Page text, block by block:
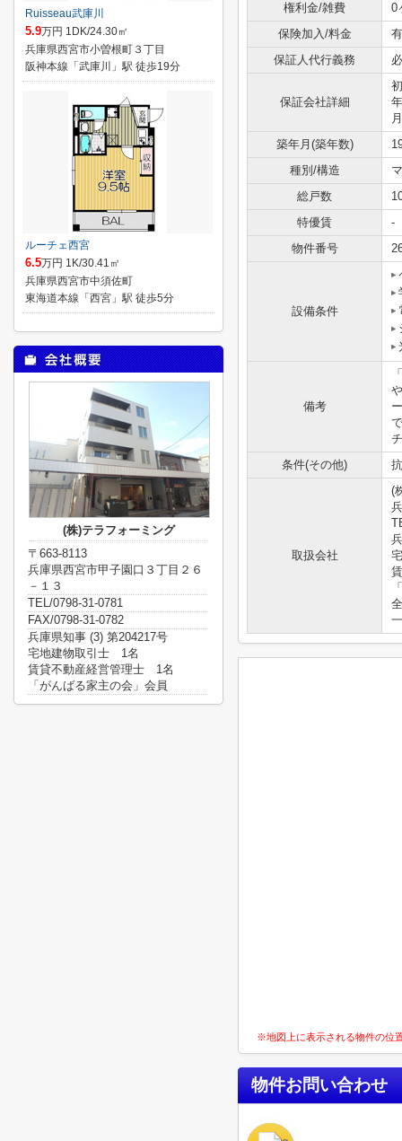
権利金/雑費
0
保険加入/料金
保証人代行義務
保証会社詳細
月
築年月(築年数)
種別/構造
総戸数
特優賃
-
物件番号
設備条件
備考
条件(その他)
取扱会社
(
※地図上に表示される物件の位
物件お問い合わせ
Ruisseau武庫川
5.9万円 1DK/24.30㎡
兵庫県西宮市小曽根町３丁目
阪神本線「武庫川」駅 徒歩19分
ルーチェ西宮
6.5万円 1K/30.41㎡
兵庫県西宮市中須佐町
東海道本線「西宮」駅 徒歩5分
(株)テラフォーミング
〒663-8113
兵庫県西宮市甲子園口３丁目２６
－１３
TEL/0798-31-0781
FAX/0798-31-0782
兵庫県知事 (3) 第204217号
宅地建物取引士 1名
賃貸不動産経営管理士 1名
「がんばる家主の会」会員